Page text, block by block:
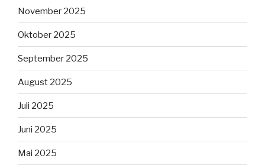
November 2025
Oktober 2025
September 2025
August 2025
Juli 2025
Juni 2025
Mai 2025